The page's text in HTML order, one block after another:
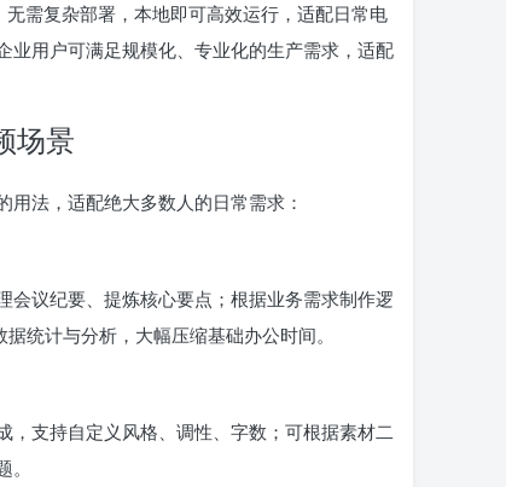
需复杂部署，本地即可高效运行，适配日常电
业用户可满足规模化、专业化的生产需求，适配
场景
法，适配绝大多数人的日常需求：
议纪要、提炼核心要点；根据业务需求制作逻
统计与分析，大幅压缩基础办公时间。
，支持自定义风格、调性、字数；可根据素材二